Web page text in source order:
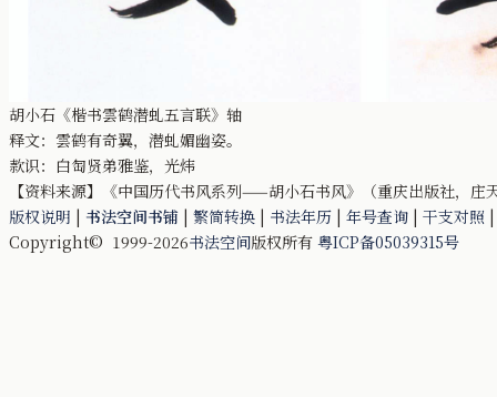
胡小石《楷书雲鹤潜虬五言联》轴
释文：雲鹤有奇翼，潜虬媚幽姿。
款识：白匋贤弟雅鉴，光炜
【资料来源】《中国历代书风系列——胡小石书风》（重庆出版社，庄
版权说明 | 书法空间书铺 | 繁简转换 | 书法年历 | 年号查询 | 干支对照
Copyright© 1999-2026书法空间版权所有 粤ICP备05039315号